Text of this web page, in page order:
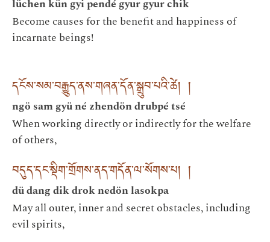
lüchen kün gyi pendé gyur gyur chik
Become causes for the benefit and happiness of
incarnate beings!
དངོས་སམ་བརྒྱུད་ནས་གཞན་དོན་སྒྲུབ་པའི་ཚེ། །
ngö sam gyü né zhendön drubpé tsé
When working directly or indirectly for the welfare
of others,
བདུད་དང་སྡིག་གྲོགས་ནད་གདོན་ལ་སོགས་པ། །
dü dang dik drok nedön lasokpa
May all outer, inner and secret obstacles, including
evil spirits,